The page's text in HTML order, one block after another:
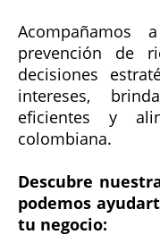
Acompañamos
prevención de
decisiones
intereses,
eficientes y
colombiana.
Descubre
podemos
tu negocio: